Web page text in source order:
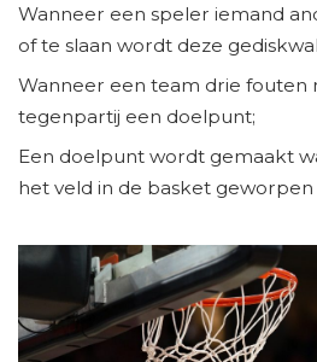
Wanneer een speler iemand
of te slaan wordt deze
Wanneer een team drie fouten
tegenpartij een doelpunt;
Een doelpunt wordt gemaakt
het veld in de basket